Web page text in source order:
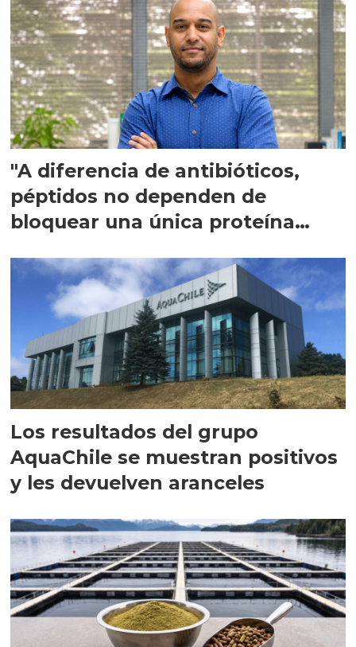
"A diferencia de antibióticos,
péptidos no dependen de
bloquear una única proteína
Los resultados del grupo
AquaChile se muestran positivos
y les devuelven aranceles